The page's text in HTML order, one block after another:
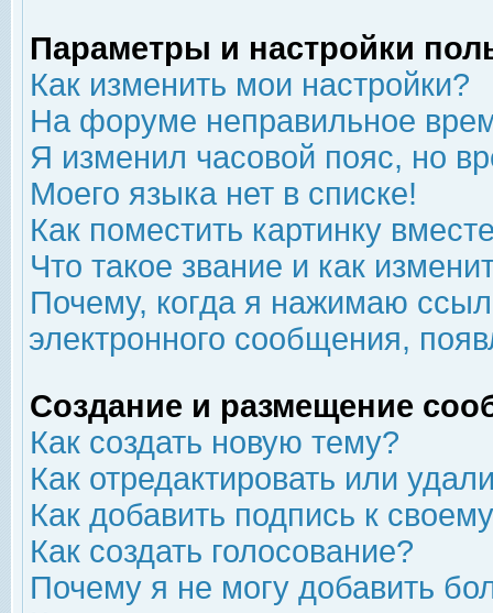
Параметры и настройки
Как изменить мои настройки?
На форуме неправильное
Я изменил часовой пояс, но
Моего языка нет в списке!
Как поместить картинку
Что такое звание и как
Почему, когда я нажимаю
электронного сообщения,
Создание и размещение
Как создать новую тему?
Как отредактировать или
Как добавить подпись к
Как создать голосование?
Почему я не могу добавить